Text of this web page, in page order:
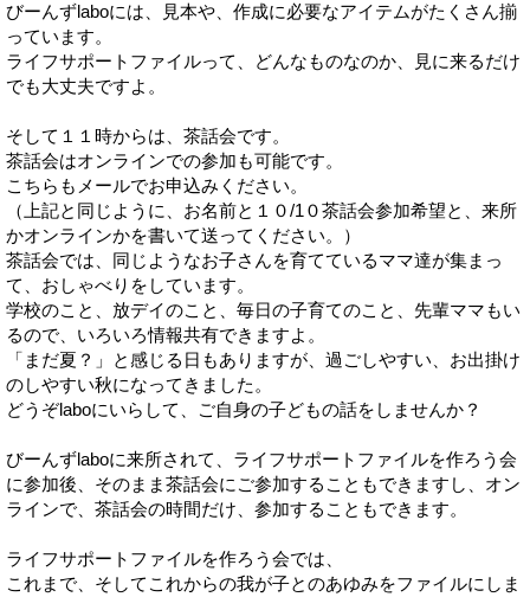
びーんずlaboには、見本や、作成に必要なアイテムがたくさん揃
っています。
ライフサポートファイルって、どんなものなのか、見に来るだけ
でも大丈夫ですよ。
そして１１時からは、茶話会です。
茶話会はオンラインでの参加も可能です。
こちらもメールでお申込みください。
（上記と同じように、お名前と１０/1０茶話会参加希望と、来所
かオンラインかを書いて送ってください。）
茶話会では、同じようなお子さんを育てているママ達が集まっ
て、おしゃべりをしています。
学校のこと、放デイのこと、毎日の子育てのこと、先輩ママもい
るので、いろいろ情報共有できますよ。
「まだ夏？」と感じる日もありますが、過ごしやすい、お出掛け
のしやすい秋になってきました。
どうぞlaboにいらして、ご自身の子どもの話をしませんか？
びーんずlaboに来所されて、ライフサポートファイルを作ろう会
に参加後、そのまま茶話会にご参加することもできますし、オン
ラインで、茶話会の時間だけ、参加することもできます。
ライフサポートファイルを作ろう会では、
これまで、そしてこれからの我が子とのあゆみをファイルにしま